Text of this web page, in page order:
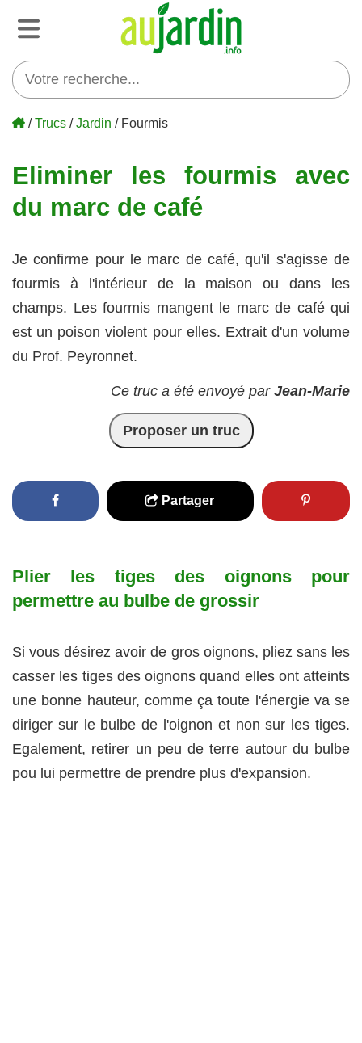
/Trucs /Jardin / Fourmis
Eliminer les fourmis avec
du marc de café
Je confirme pour le marc de café, qu'il s'agisse de
fourmis à l'intérieur de la maison ou dans les
champs. Les fourmis mangent le marc de café qui
est un poison violent pour elles. Extrait d'un volume
du Prof. Peyronnet.
Ce truc a été envoyé par Jean-Marie
Proposer un truc
Partager
Plier les tiges des oignons pour
permettre au bulbe de grossir
Si vous désirez avoir de gros oignons, pliez sans les
casser les tiges des oignons quand elles ont atteints
une bonne hauteur, comme ça toute l'énergie va se
diriger sur le bulbe de l'oignon et non sur les tiges.
Egalement, retirer un peu de terre autour du bulbe
pou lui permettre de prendre plus d'expansion.